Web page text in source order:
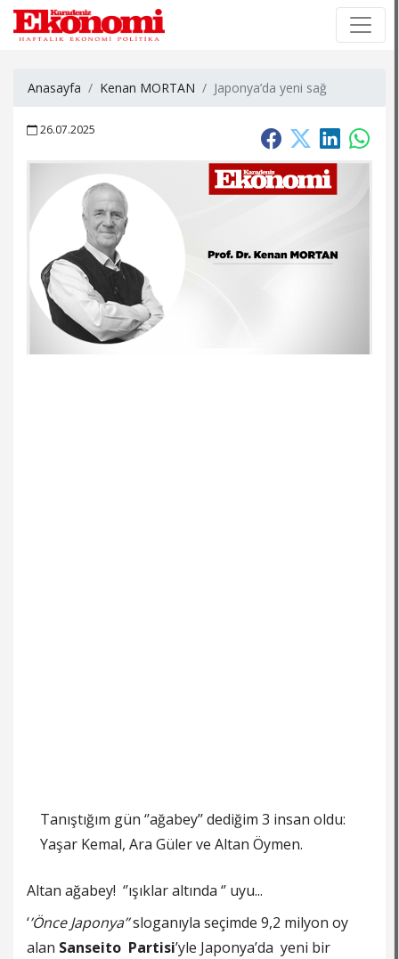
Anasayfa Kenan MORTAN Japonya’da yeni sağ
26.07.2025
Tanıştığım gün ‘’ağabey’’ dediğim 3 insan oldu:
Yaşar Kemal, Ara Güler ve Altan Öymen.
Altan ağabey! ‘’ışıklar altında ‘’ uyu...
‘’Önce Japonya’’sloganıyla seçimde 9,2 milyon oy
alan Sanseito Partisi’yle Japonya’da yeni bir
×
×